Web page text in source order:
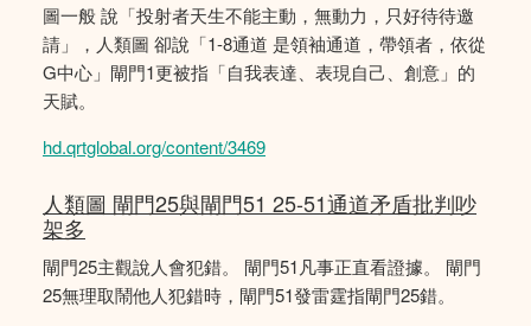
圖一般 說「投射者天生不能主動，無動力，只好待待邀
請」，人類圖 卻說「1-8通道 是領袖通道，帶領者，依從
G中心」閘門1更被指「自我表達、表現自己、創意」的
天賦。
hd.qrtglobal.org/content/3469
人類圖 閘門25與閘門51 25-51通道矛盾批判吵
架多
閘門25主觀說人會犯錯。 閘門51凡事正直看證據。 閘門
25無理取鬧他人犯錯時，閘門51發雷霆指閘門25錯。